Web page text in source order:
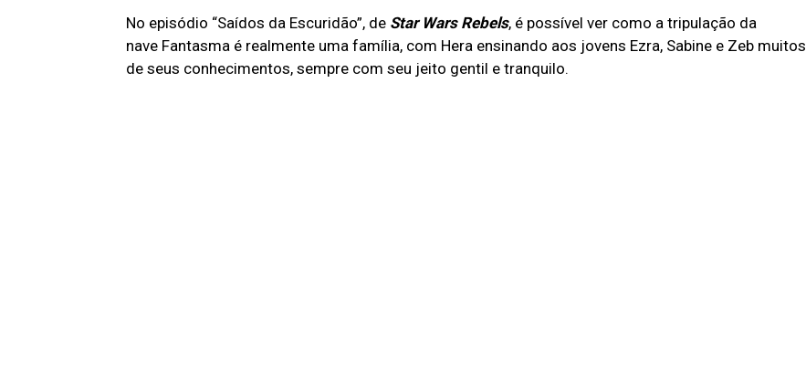
No episódio “Saídos da Escuridão”, de Star Wars Rebels, é possível ver como a tripulação da
nave Fantasma é realmente uma família, com Hera ensinando aos jovens Ezra, Sabine e Zeb muitos
de seus conhecimentos, sempre com seu jeito gentil e tranquilo.